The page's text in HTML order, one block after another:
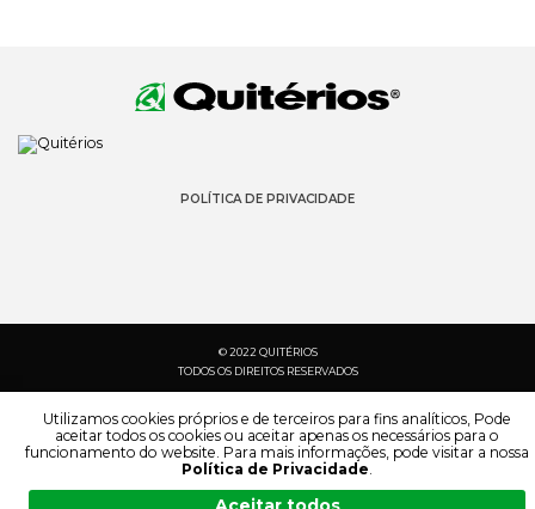
POLÍTICA DE PRIVACIDADE
© 2022 QUITÉRIOS
TODOS OS DIREITOS RESERVADOS
Utilizamos cookies próprios e de terceiros para fins analíticos, Pode
aceitar todos os cookies ou aceitar apenas os necessários para o
funcionamento do website. Para mais informações, pode visitar a nossa
Política de Privacidade.